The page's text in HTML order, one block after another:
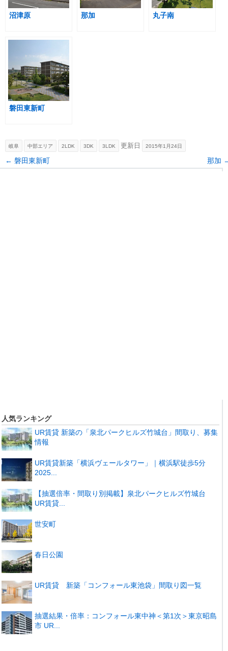
沼津原 那加 丸子南
磐田東新町
岐阜 中部エリア 2LDK 3DK 3LDK 更新日 2015年1月24日
Post navigation
← 磐田東新町 那加
人気ランキング
UR賃貸 新築の「泉北パークヒルズ竹城台」間取り、募集
情報
UR賃貸新築「横浜ヴェールタワー」｜横浜駅徒歩5分
2025...
【抽選倍率・間取り別掲載】泉北パークヒルズ竹城台
UR賃貸...
世安町
春日公園
UR賃貸 新築「コンフォール東池袋」間取り図一覧
抽選結果・倍率：コンフォール東中神＜第1次＞東京昭島
市 UR...